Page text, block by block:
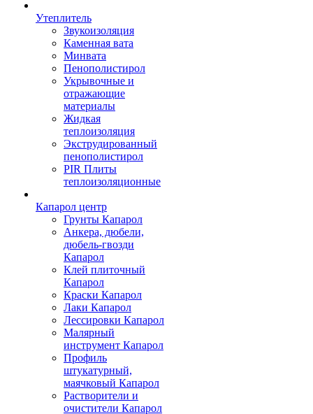
Утеплитель
Звукоизоляция
Каменная вата
Минвата
Пенополистирол
Укрывочные и
отражающие
материалы
Жидкая
теплоизоляция
Экструдированный
пенополистирол
PIR Плиты
теплоизоляционные
Капарол центр
Грунты Капарол
Анкера, дюбели,
дюбель-гвозди
Капарол
Клей плиточный
Капарол
Краски Капарол
Лаки Капарол
Лессировки Капарол
Малярный
инструмент Капарол
Профиль
штукатурный,
маячковый Капарол
Растворители и
очистители Капарол